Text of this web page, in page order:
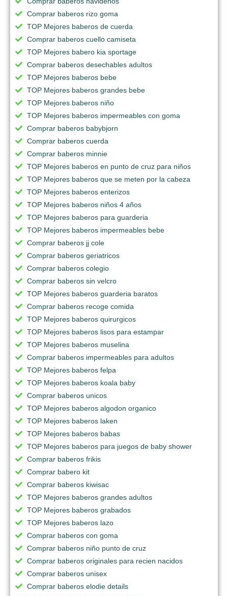
Comprar baberos rizo goma
TOP Mejores baberos de cuerda
Comprar baberos cuello camiseta
TOP Mejores babero kia sportage
Comprar baberos desechables adultos
TOP Mejores baberos bebe
TOP Mejores baberos grandes bebe
TOP Mejores baberos niño
TOP Mejores baberos impermeables con goma
Comprar baberos babybjorn
Comprar baberos cuerda
Comprar baberos minnie
TOP Mejores baberos en punto de cruz para niños
TOP Mejores baberos que se meten por la cabeza
TOP Mejores baberos enterizos
TOP Mejores baberos niños 4 años
TOP Mejores baberos para guarderia
TOP Mejores baberos impermeables bebe
Comprar baberos jj cole
Comprar baberos geriatricos
Comprar baberos colegio
Comprar baberos sin velcro
TOP Mejores baberos guarderia baratos
Comprar baberos recoge comida
TOP Mejores baberos quirurgicos
TOP Mejores baberos lisos para estampar
TOP Mejores baberos muselina
Comprar baberos impermeables para adultos
TOP Mejores baberos felpa
TOP Mejores baberos koala baby
Comprar baberos unicos
TOP Mejores baberos algodon organico
TOP Mejores baberos laken
TOP Mejores baberos babas
TOP Mejores baberos para juegos de baby shower
Comprar baberos frikis
Comprar babero kit
Comprar baberos kiwisac
TOP Mejores baberos grandes adultos
TOP Mejores baberos grabados
TOP Mejores baberos lazo
Comprar baberos con goma
Comprar baberos niño punto de cruz
Comprar baberos originales para recien nacidos
Comprar baberos unisex
Comprar baberos elodie details